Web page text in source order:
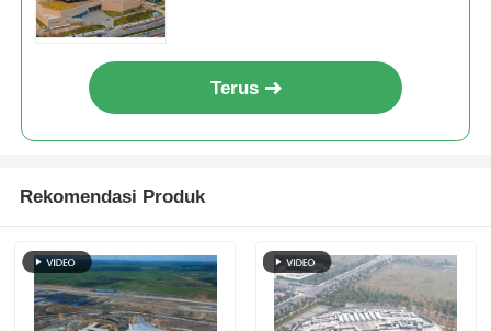
Gedung Baja Publik
Struktur baja cetakan
Terus
Rekomendasi Produk